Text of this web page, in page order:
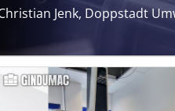
Jenk, Doppstadt